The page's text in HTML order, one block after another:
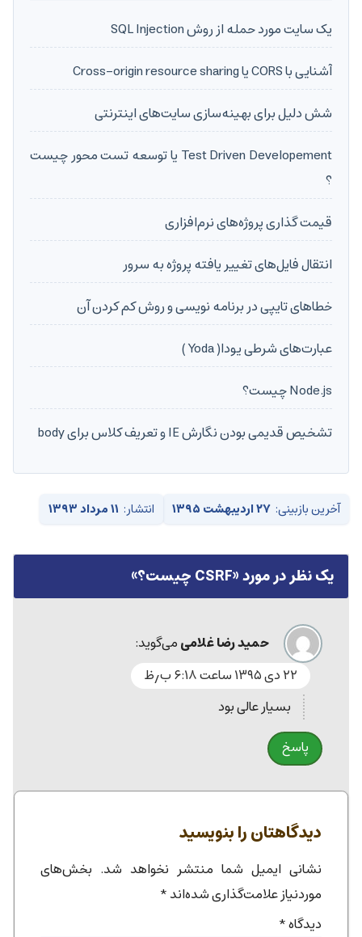
یک سایت مورد حمله از روش SQL Injection
آشنایی با CORS یا Cross-origin resource sharing
شش دلیل برای بهینه‌سازی سایت‌های اینترنتی
Test Driven Developement یا توسعه تست محور چیست
؟
قیمت گذاری پروژه‌های نرم‌افزاری
انتقال فایل‌های تغییر یافته پروژه به سرور
خطاهای تایپی در برنامه نویسی و روش کم کردن آن
عبارت‌های شرطی یودا( Yoda )
Node.js چیست؟
تشخیص قدیمی بودن نگارش IE و تعریف کلاس برای body
آخرین بازبینی: ۲۷ اردیبهشت ۱۳۹۵ انتشار: ۱۱ مرداد ۱۳۹۳
یک نظر در مورد «CSRF چیست؟ »
حمید رضا غلامیمی‌گوید:
۲۲ دی ۱۳۹۵ ساعت ۶:۱۸ ب٫ظ
بسیار عالی بود
پاسخ
دیدگاهتان را بنویسید
نشانی ایمیل شما منتشر نخواهد شد. بخش‌های
موردنیاز علامت‌گذاری شده‌اند*
دیدگاه*